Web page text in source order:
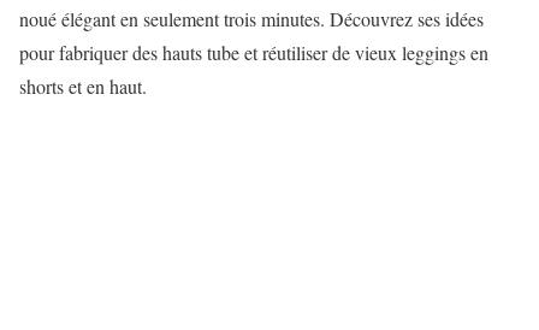
noué élégant en seulement trois minutes. Découvrez ses idées
pour fabriquer des hauts tube et réutiliser de vieux leggings en
shorts et en haut.